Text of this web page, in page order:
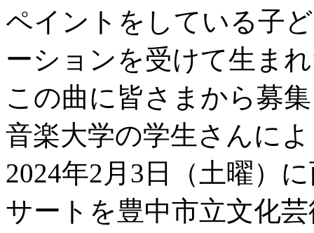
ペイントをしている子
ーションを受けて生ま
この曲に皆さまから募
音楽大学の学生さんに
2024年2月3日（土曜）
サートを豊中市立文化